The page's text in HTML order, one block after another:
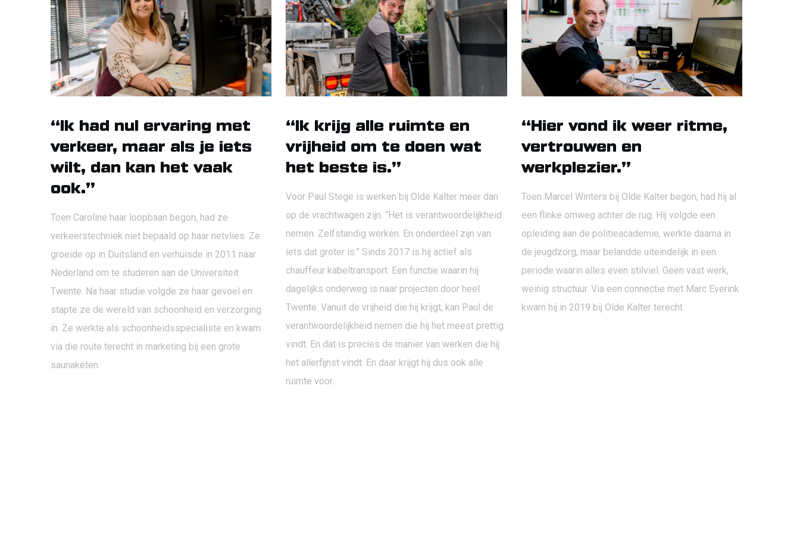
“Ik had nul ervaring met
verkeer, maar als je iets
wilt, dan kan het vaak
ook.”
Toen Caroline haar loopbaan begon, had ze
verkeerstechniek niet bepaald op haar netvlies. Ze
groeide op in Duitsland en verhuisde in 2011 naar
Nederland om te studeren aan de Universiteit
Twente. Na haar studie volgde ze haar gevoel en
stapte ze de wereld van schoonheid en verzorging
in. Ze werkte als schoonheidsspecialiste en kwam
via die route terecht in marketing bij een grote
saunaketen.
“Ik krijg alle ruimte en
vrijheid om te doen wat
het beste is.”
Voor Paul Stege is werken bij Olde Kalter meer dan
op de vrachtwagen zijn. “Het is verantwoordelijkheid
nemen. Zelfstandig werken. En onderdeel zijn van
iets dat groter is.” Sinds 2017 is hij actief als
chauffeur kabeltransport. Een functie waarin hij
dagelijks onderweg is naar projecten door heel
Twente. Vanuit de vrijheid die hij krijgt, kan Paul de
verantwoordelijkheid nemen die hij het meest prettig
vindt. En dat is precies de manier van werken die hij
het allerfijnst vindt. En daar krijgt hij dus ook alle
ruimte voor.
“Hier vond ik weer ritme,
vertrouwen en
werkplezier.”
Toen Marcel Winters bij Olde Kalter begon, had hij al
een flinke omweg achter de rug. Hij volgde een
opleiding aan de politieacademie, werkte daarna in
de jeugdzorg, maar belandde uiteindelijk in een
periode waarin alles even stilviel. Geen vast werk,
weinig structuur. Via een connectie met Marc Everink
kwam hij in 2019 bij Olde Kalter terecht.